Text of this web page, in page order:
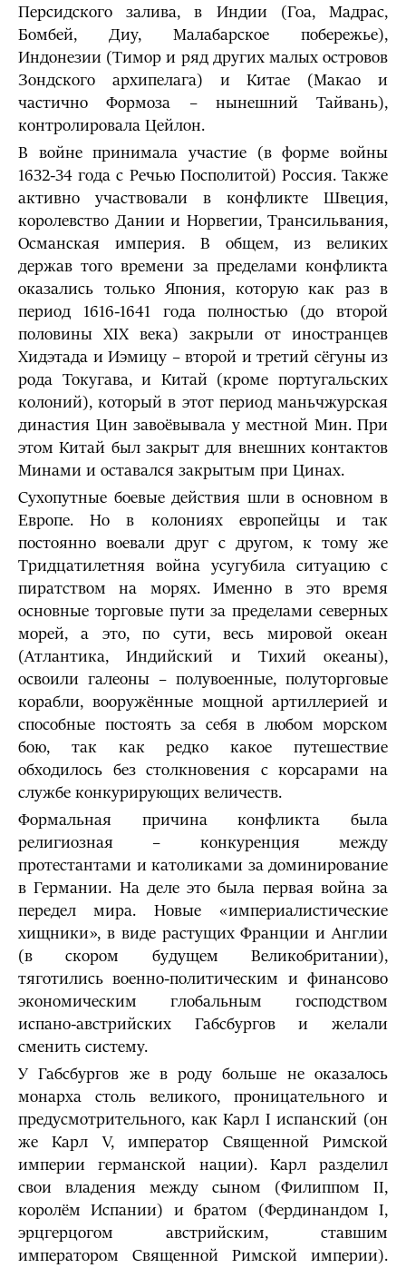
Персидского залива, в Индии (Гоа, Мадрас,
Бомбей, Диу, Малабарское побережье),
Индонезии (Тимор и ряд других малых островов
Зондского архипелага) и Китае (Макао и
частично Формоза – нынешний Тайвань),
контролировала Цейлон.
В войне принимала участие (в форме войны
1632-34 года с Речью Посполитой) Россия. Также
активно участвовали в конфликте Швеция,
королевство Дании и Норвегии, Трансильвания,
Османская империя. В общем, из великих
держав того времени за пределами конфликта
оказались только Япония, которую как раз в
период 1616-1641 года полностью (до второй
половины XIX века) закрыли от иностранцев
Хидэтада и Иэмицу – второй и третий сёгуны из
рода Токугава, и Китай (кроме португальских
колоний), который в этот период маньчжурская
династия Цин завоёвывала у местной Мин. При
этом Китай был закрыт для внешних контактов
Минами и оставался закрытым при Цинах.
Сухопутные боевые действия шли в основном в
Европе. Но в колониях европейцы и так
постоянно воевали друг с другом, к тому же
Тридцатилетняя война усугубила ситуацию с
пиратством на морях. Именно в это время
основные торговые пути за пределами северных
морей, а это, по сути, весь мировой океан
(Атлантика, Индийский и Тихий океаны),
освоили галеоны – полувоенные, полуторговые
корабли, вооружённые мощной артиллерией и
способные постоять за себя в любом морском
бою, так как редко какое путешествие
обходилось без столкновения с корсарами на
службе конкурирующих величеств.
Формальная причина конфликта была
религиозная – конкуренция между
протестантами и католиками за доминирование
в Германии. На деле это была первая война за
передел мира. Новые «империалистические
хищники», в виде растущих Франции и Англии
(в скором будущем Великобритании),
тяготились военно-политическим и финансово
экономическим глобальным господством
испано-австрийских Габсбургов и желали
сменить систему.
У Габсбургов же в роду больше не оказалось
монарха столь великого, проницательного и
предусмотрительного, как Карл I испанский (он
же Карл V, император Священной Римской
империи германской нации). Карл разделил
свои владения между сыном (Филиппом II,
королём Испании) и братом (Фердинандом I,
эрцгерцогом австрийским, ставшим
императором Священной Римской империи).